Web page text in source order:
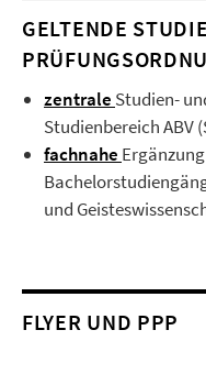
GELTENDE
zentrale Studien-
Studienbereich ABV
fachnahe
und
FLYER UND PPP